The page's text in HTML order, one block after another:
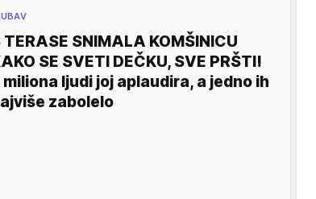
TERASE SNIMALA KOMŠINICU
SE SVETI DEČKU, SVE PRŠTI!
miliona ljudi joj aplaudira, a jedno ih
zabolelo